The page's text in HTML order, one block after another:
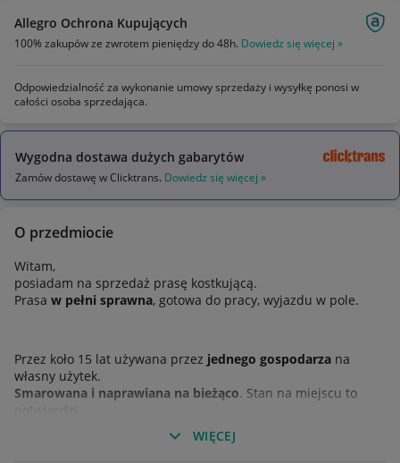
Allegro Ochrona Kupujących
100% zakupów ze zwrotem pieniędzy do 48h. Dowiedz się więcej »
Odpowiedzialność za wykonanie umowy sprzedaży i wysyłkę ponosi w
całości osoba sprzedająca.
Wygodna dostawa dużych gabarytów
Zamów dostawę w Clicktrans. Dowiedz się więcej »
O przedmiocie
Witam,
posiadam na sprzedaż prasę kostkującą.
Prasa w pełni sprawna, gotowa do pracy, wyjazdu w pole.
Przez koło 15 lat używana przez jednego gospodarza na
własny użytek.
Smarowana i naprawiana na bieżąco. Stan na miejscu to
WIĘCEJ